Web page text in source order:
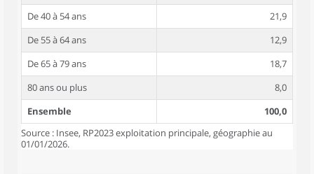
De 40 à 54 ans
21,9
De 55 à 64 ans
12,9
De 65 à 79 ans
18,7
80 ans ou plus
8,0
Ensemble
100,0
Source : Insee, RP2023 exploitation principale, géographie au
01/01/2026.